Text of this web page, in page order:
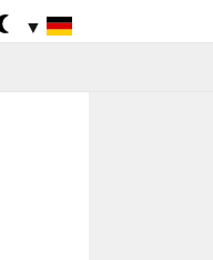
▼